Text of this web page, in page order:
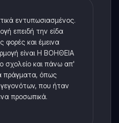
εντυπωσιασμένος.
επειδή την είδα
φορές και έμεινα
είναι Η ΒΟΗΘΕΙΑ
σχολείο και πάνω απ'
πράγματα, όπως
που ήταν
προσωπικά.